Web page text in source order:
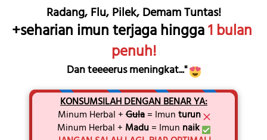
Radang, Flu, Pilek, Demam Tuntas!
+seharian imun terjaga hingga 1 bulan
penuh!
Dan teeeerus meningkat..."
KONSUMSILAH DENGAN BENAR YA:
Minum Herbal + Gula = Imun turun
Minum Herbal + Madu = Imun naik